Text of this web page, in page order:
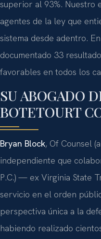
superior al 93%. Nuestro
agentes de la ley que
sistema desde adentro.
documentado 33
favorables en todos los
SU ABOGADO
BOTETOURT
Bryan Block, Of Counsel
independiente que
P.C.) — ex Virginia State
servicio en el orden
perspectiva única a la
habiendo realizado